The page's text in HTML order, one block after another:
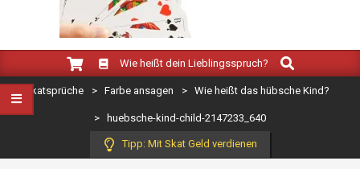
Navigation
Menu
Wie heißt dein Lieblingsspruch?
Search
Skatsprüche > Farbe ansagen > Wie heißt das hübsche Kind?
> huebsche-kind-child-2147233_640
Tipp: Mit Skat Geld verdienen